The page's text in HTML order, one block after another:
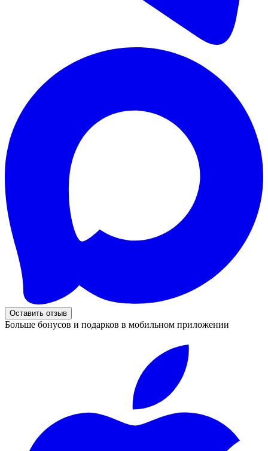
Оставить отзыв
Больше бонусов и подарков в мобильном приложении